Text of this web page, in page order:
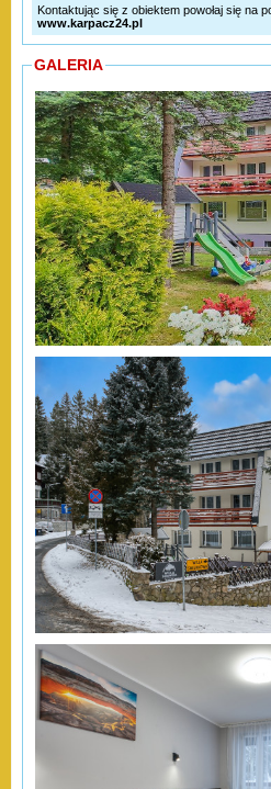
Kontaktując się z obiektem powołaj się na
www.karpacz24.pl
GALERIA